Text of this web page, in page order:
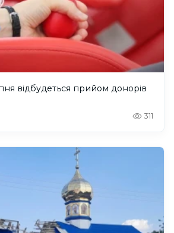
відбудеться прийом донорів
311